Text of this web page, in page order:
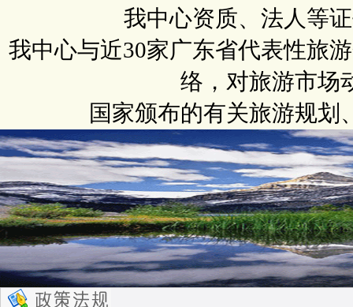
我中心资质、法人等
我中心与近30家广东省代表性旅
络，对旅游市场
国家颁布的有关旅游规划